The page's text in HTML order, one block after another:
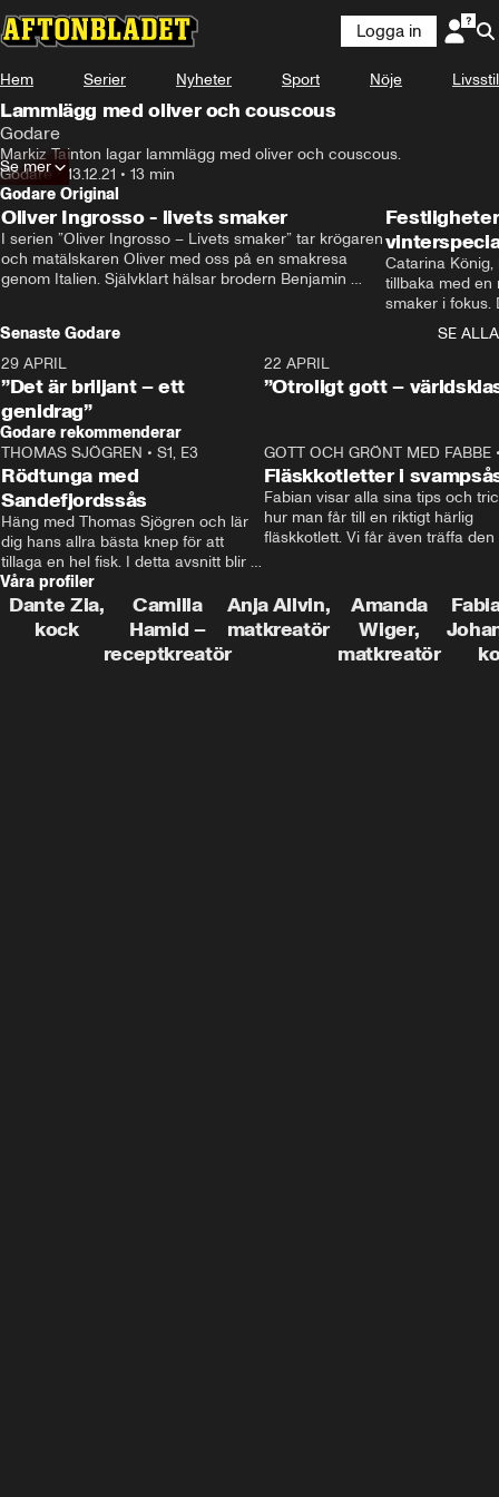
Logga in
Hem Serier Nyheter Sport Nöje Livsstil
Lammlägg med oliver och couscous
Godare
Markiz Tainton lagar lammlägg med oliver och couscous.
Godare • 13.12.21 • 13 min
Se mer
Godare Original
Oliver Ingrosso - livets smaker
I serien ”Oliver Ingrosso – Livets smaker” tar krögaren
och matälskaren Oliver med oss på en smakresa
genom Italien. Självklart hälsar brodern Benjamin
Catarina
tillbaka med en
smaker i fokus.
julfavoriter
Senaste Godare
SE ALLA
29 APRIL
”Det är briljant – ett
genidrag”
22 APRIL
”Otroligt gott –
Godare rekommenderar
THOMAS SJÖGREN • S1, E3
Rödtunga med
Sandefjordssås
Häng med Thomas Sjögren och lär
dig hans allra bästa knep för att
tillaga en hel fisk. I detta avsnitt blir
de helstekt rödtunga med
sandefjordssås och en magisk sallad
på pepparrot och äpple.
GOTT OCH GRÖNT MED FABBE
Fläskkotletter i
Fabian visar alla sina tips och
hur man får till en riktigt härlig
fläskkotlett. Vi får även träffa den
grisbonde på Gotland.
Våra profiler
Dante Zia,
kock
Camilla
Hamid –
receptkreatör
Anja Allvin,
matkreatör
Amanda
Wiger,
matkreatör